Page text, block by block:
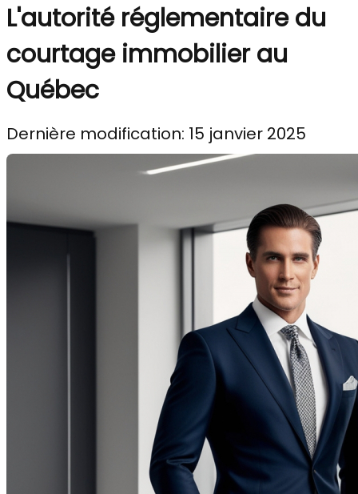
L'autorité réglementaire du
courtage immobilier au
Québec
Dernière modification: 15 janvier 2025